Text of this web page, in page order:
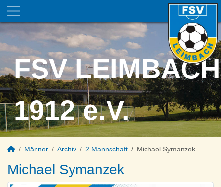
FSV LEIMBACH
1912 e.V.
Männer Archiv 2.Mannschaft Michael Symanzek
Michael Symanzek